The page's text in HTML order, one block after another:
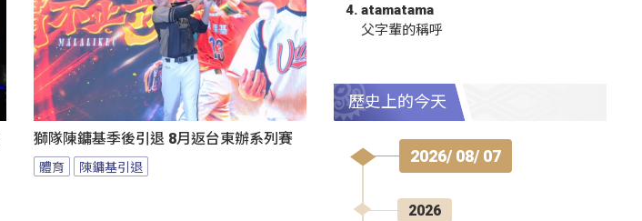
獅隊陳鏞基季後引退 8月返台東辦系列賽
體育 陳鏞基引退
atamatama
父字輩的稱呼
歷史上的今天
2026/ 08/ 07
2026